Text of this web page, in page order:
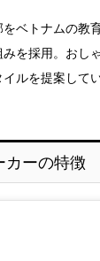
ベトナムの教
を採用。おし
イルを提案して
カーの特徴